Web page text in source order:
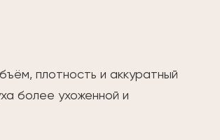
плотность и аккуратный
более ухоженной и